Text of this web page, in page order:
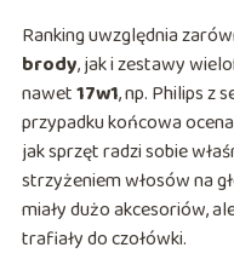
Ranking uwzględnia
brody, jak i zestawy
nawet17w1, np. Philips z
przypadku końcowa
jak sprzęt radzi sobie
strzyżeniem włosów na
miały dużo akcesoriów,
trafiały do czołówki.